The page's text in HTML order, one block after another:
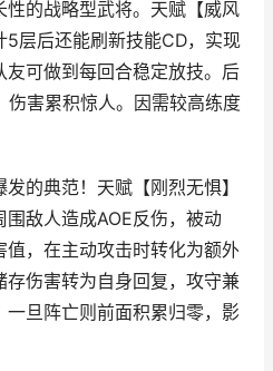
性的战略型武将。天赋【威风
层后还能刷新技能CD，实现
可做到每回合稳定放技。后
伤害累积惊人。因需较高练度
的典范！天赋【刚烈无惧】
敌人造成AOE反伤，被动
值，在主动攻击时转化为额外
伤害转为自身回复，攻守兼
旦阵亡则前面积累归零，影